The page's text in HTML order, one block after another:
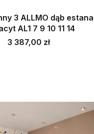
3 ALLMO dąb
AL1 7 9 10 11 14
Cena
3 387,00 zł